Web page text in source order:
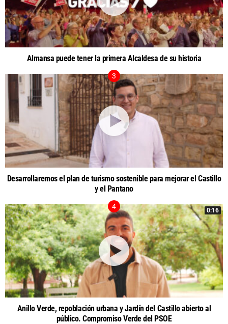
Almansa puede tener la primera Alcaldesa de su historia
Desarrollaremos el plan de turismo sostenible para mejorar el Castillo
y el Pantano
0:16
Anillo Verde, repoblación urbana y Jardín del Castillo abierto al
público. Compromiso Verde del PSOE